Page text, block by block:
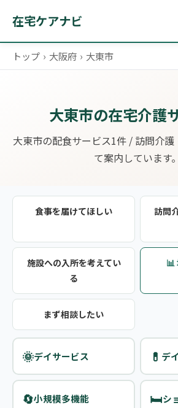
在宅ケアナビ
トップ › 大阪府 › 大東市
大東市の在宅介護
大東市の配食サービス1件 / 訪問介
て案内しています。
食事を届けてほしい
訪問
施設への入所を考えてい
る
📊
まず相談したい
🌞デイサービス 💊 デ
🔄小規模多機能 🛏️シ